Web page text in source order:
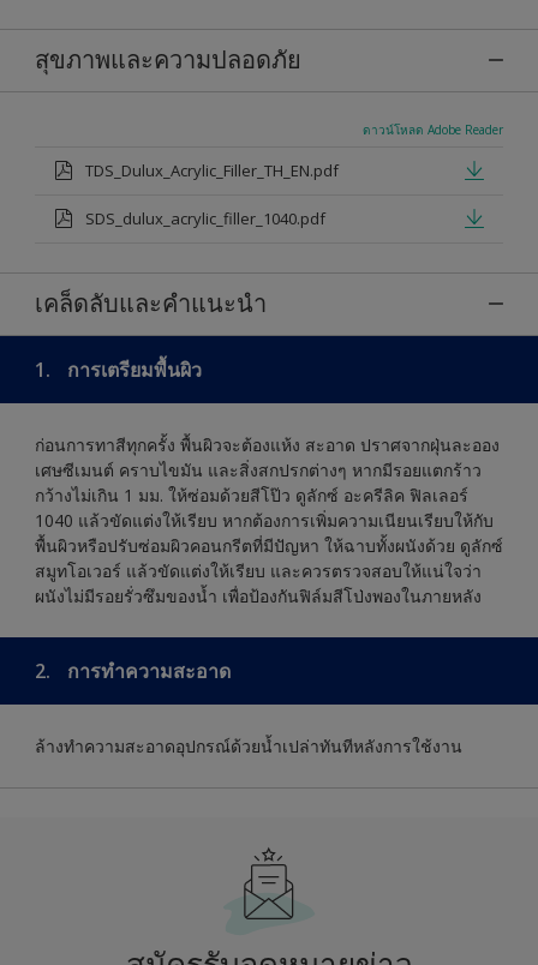
สุขภาพและความปลอดภัย
ดาวน์โหลด Adobe Reader
TDS_Dulux_Acrylic_Filler_TH_EN.pdf
SDS_dulux_acrylic_filler_1040.pdf
เคล็ดลับและคำแนะนำ
1. การเตรียมพื้นผิว
ก่อนการทาสีทุกครั้ง พื้นผิวจะต้องแห้ง สะอาด ปราศจากฝุ่นละออง
เศษซีเมนต์ คราบไขมัน และสิ่งสกปรกต่างๆ หากมีรอยแตกร้าว
กว้างไม่เกิน 1 มม. ให้ซ่อมด้วยสีโป๊ว ดูลักซ์ อะครีลิค ฟิลเลอร์
1040 แล้วขัดแต่งให้เรียบ หากต้องการเพิ่มความเนียนเรียบให้กับ
พื้นผิวหรือปรับซ่อมผิวคอนกรีตที่มีปัญหา ให้ฉาบทั้งผนังด้วย ดูลักซ์
สมูทโอเวอร์ แล้วขัดแต่งให้เรียบ และควรตรวจสอบให้แน่ใจว่า
ผนังไม่มีรอยรั่วซึมของน้ำ เพื่อป้องกันฟิล์มสีโป่งพองในภายหลัง
2. การทำความสะอาด
ล้างทำความสะอาดอุปกรณ์ด้วยน้ำเปล่าทันทีหลังการใช้งาน